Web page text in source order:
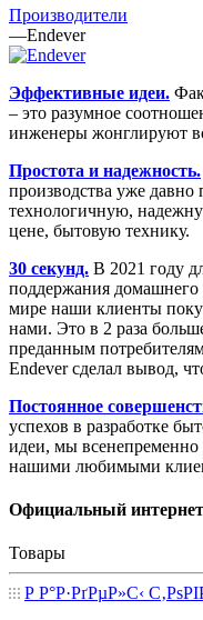
Производители
—Endever
Эффективные идеи.
– это разумное
инженеры жонглируют
Простота и надежность.
производства уже давно
технологичную,
цене, бытовую технику.
30 секунд. В 2021 году
поддержания
мире наши клиенты
нами. Это в 2 раза
преданным
Endever сделал вывод,
Постоянное
успехов в разработке
идеи, мы
нашими любимыми
Официальный
Товары
Р Р°Р·РґРµР»С‹